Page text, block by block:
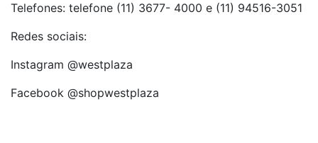
Telefones: telefone (11) 3677- 4000 e (11) 94516-3051
Redes sociais:
Instagram @westplaza
Facebook @shopwestplaza